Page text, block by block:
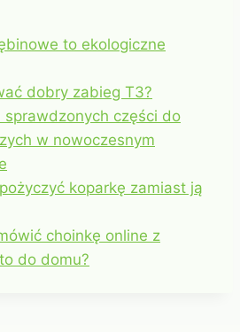
to ekologiczne
dobry zabieg T3?
sprawdzonych części do
w nowoczesnym
koparkę zamiast ją
choinkę online z
do domu?